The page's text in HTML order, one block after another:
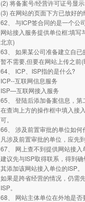
(2) 将备案号/经营许可证号显
(3) 在网站的页面下方已放好
62、 与ICP签合同的是一个公
网站接入服务提供单位框:填
北京)
63、 如果某公司准备建立自
暂不需要,但要在网站上传之前
64、 ICP、ISP指的是什么?
ICP--互联网信息服务
ISP—互联网接入服务
65、 登陆后添加备案信息，
在查询上方的操作框中填入接
可。
66、 涉及前置审批的单位如何
凡涉及前置审批的单位，应先
67、 网上查不到提供网站接
建议先与ISP取得联系，得到
其添加该网站接入单位的ISP。
如果是跨省经营的情况，仍需
ISP。
68、 网站主体单位在外地是否